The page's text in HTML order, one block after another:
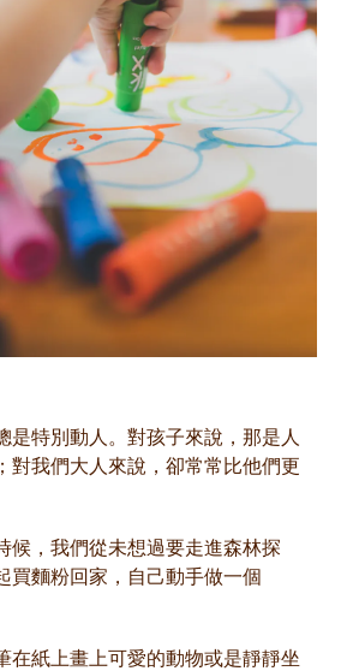
是特別動人。對孩子來說，那是人
對我們大人來說，卻常常比他們更
候，我們從未想過要走進森林探
買麵粉回家，自己動手做一個
在紙上畫上可愛的動物或是靜靜坐